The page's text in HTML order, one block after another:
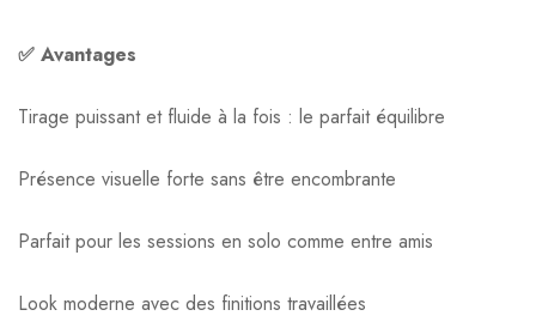
✅ Avantages
Tirage puissant et fluide à la fois : le parfait équilibre
Présence visuelle forte sans être encombrante
Parfait pour les sessions en solo comme entre amis
Look moderne avec des finitions travaillées